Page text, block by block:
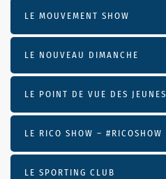
LE MOUVEMENT SHOW
LE NOUVEAU DIMANCHE
LE POINT DE VUE DES JEUNES
LE RICO SHOW – #RICOSHOW
LE SPORTING CLUB